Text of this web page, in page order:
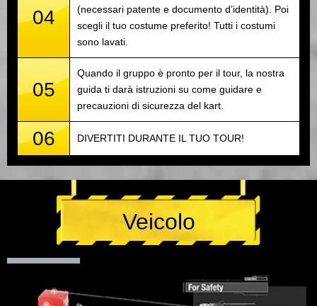
04
(necessari patente e documento d’identità). Poi
scegli il tuo costume preferito! Tutti i costumi
sono lavati.
05
Quando il gruppo è pronto per il tour, la nostra
guida ti darà istruzioni su come guidare e
precauzioni di sicurezza del kart.
06 DIVERTITI DURANTE IL TUO TOUR!
Veicolo